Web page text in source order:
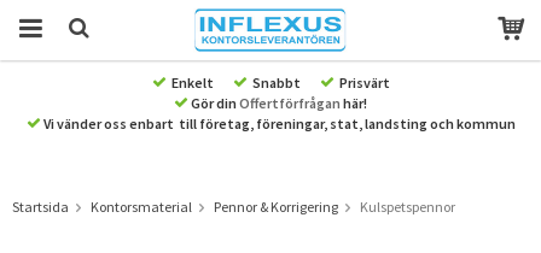
Produkten har blivit tillagd i varukorgen
Enkelt Snabbt
Prisvärt
Gör din Offertförfrågan här!
Vi vänder oss enbart till företag, föreningar, stat, landsting och kommun
Startsida Kontorsmaterial Pennor & Korrigering Kulspetspennor